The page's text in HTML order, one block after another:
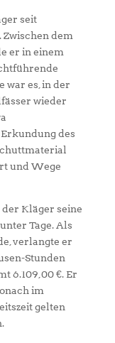
seit
Zwischen dem
er in einem
war es, in der
wieder
des
und Wege
Kläger seine
Tage. Als
verlangte er
Stunden
6.109,00 €. Er
im
gelten